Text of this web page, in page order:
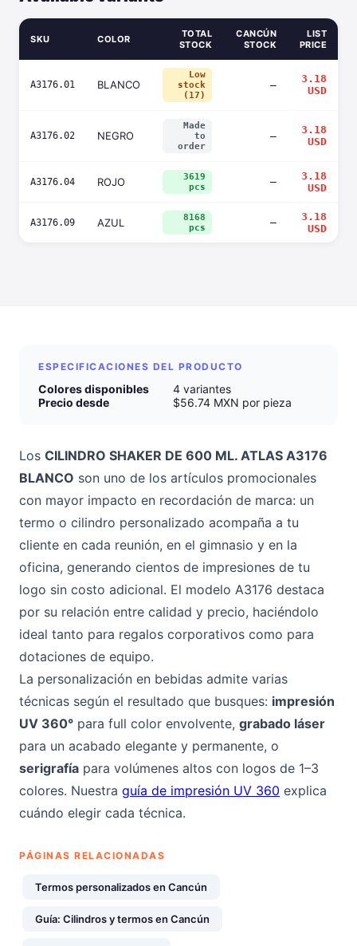
SKU COLOR
TOTAL
STOCK
CANCÚN
STOCK
LIST
PRICE
A3176.01 BLANCO
Low
stock
(17)
—
3.18
USD
A3176.02 NEGRO
Made
to
order
—
3.18
USD
A3176.04 ROJO
3619
pcs
—
3.18
USD
A3176.09 AZUL
8168
pcs
—
3.18
USD
ESPECIFICACIONES DEL PRODUCTO
Colores disponibles
4 variantes
Precio desde
$56.74 MXN por pieza
Los CILINDRO SHAKER DE 600 ML. ATLAS A3176
BLANCO son uno de los artículos promocionales
con mayor impacto en recordación de marca: un
termo o cilindro personalizado acompaña a tu
cliente en cada reunión, en el gimnasio y en la
oficina, generando cientos de impresiones de tu
logo sin costo adicional. El modelo A3176 destaca
por su relación entre calidad y precio, haciéndolo
ideal tanto para regalos corporativos como para
dotaciones de equipo.
La personalización en bebidas admite varias
técnicas según el resultado que busques: impresión
UV 360° para full color envolvente, grabado láser
para un acabado elegante y permanente, o
serigrafía para volúmenes altos con logos de 1–3
colores. Nuestra guía de impresión UV 360 explica
cuándo elegir cada técnica.
PÁGINAS RELACIONADAS
Termos personalizados en Cancún
Guía: Cilindros y termos en Cancún